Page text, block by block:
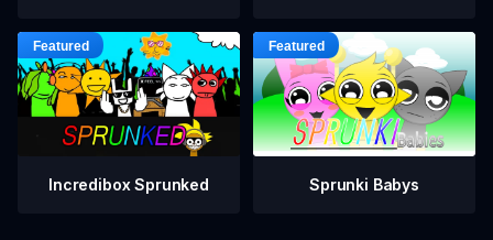
Incredibox Sprunked Sprunki Babys